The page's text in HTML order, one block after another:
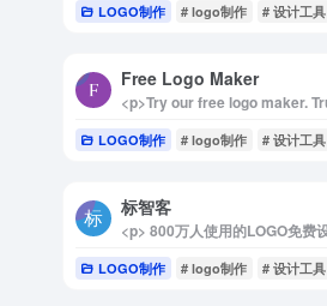
LOGO制作 # logo制作 # 设计工具
Free Logo Maker
LOGO制作 # logo制作 # 设计工具
标智客
LOGO制作 # logo制作 # 设计工具